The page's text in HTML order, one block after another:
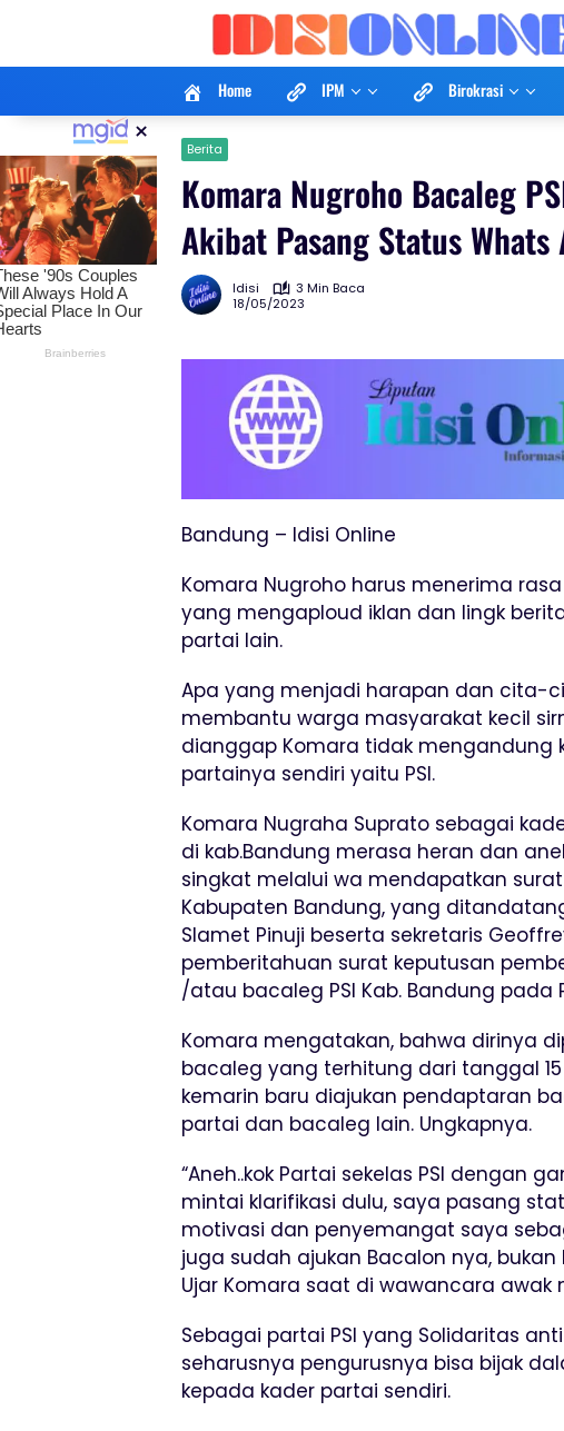
Home IPM Birokrasi
× Berita
Komara Nugroho Bacaleg
Akibat Pasang Status
Idisi
3 Min Baca
18/05/2023
Bandung – Idisi Online
Komara Nugroho harus menerima
yang mengaploud iklan dan lingk
partai lain.
Apa yang menjadi harapan dan cita-
membantu warga masyarakat kecil
dianggap Komara tidak mengandung
partainya sendiri yaitu PSI.
Komara Nugraha Suprato sebagai
di kab.Bandung merasa heran dan
singkat melalui wa mendapatkan
Kabupaten Bandung, yang
Slamet Pinuji beserta sekretaris
pemberitahuan surat keputusan
/atau bacaleg PSI Kab. Bandung pada
Komara mengatakan, bahwa dirinya
bacaleg yang terhitung dari tanggal
kemarin baru diajukan pendaptaran
partai dan bacaleg lain. Ungkapnya.
“Aneh..kok Partai sekelas PSI dengan
mintai klarifikasi dulu, saya pasang
motivasi dan penyemangat saya
juga sudah ajukan Bacalon nya,
Ujar Komara saat di wawancara awak
Sebagai partai PSI yang Solidaritas
seharusnya pengurusnya bisa bijak
kepada kader partai sendiri.